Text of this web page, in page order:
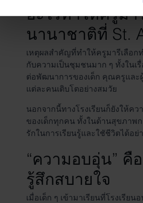
นานาชาติที่ St.
เหตุผลสำคัญที่ทำให้ครูมารีเลือก
กับความเป็นชุมชนมาก ๆ ทั้งในเ
ต่อพัฒนาการของเด็ก คุณครูและ
แต่ละคนเติบโตอย่างสมวัย
นอกจากนี้ทางโรงเรียนก็ยังให้ค
ของเด็กทุกคน ทั้งในด้านสุขภาพ
รักในการเรียนรู้และใชัชีวิตได้อย่
“ความอบอุ่น” คื
รู้สึกสบายใจ
เมื่อเด็ก ๆ เข้ามาเรียนที่โรงเรีย